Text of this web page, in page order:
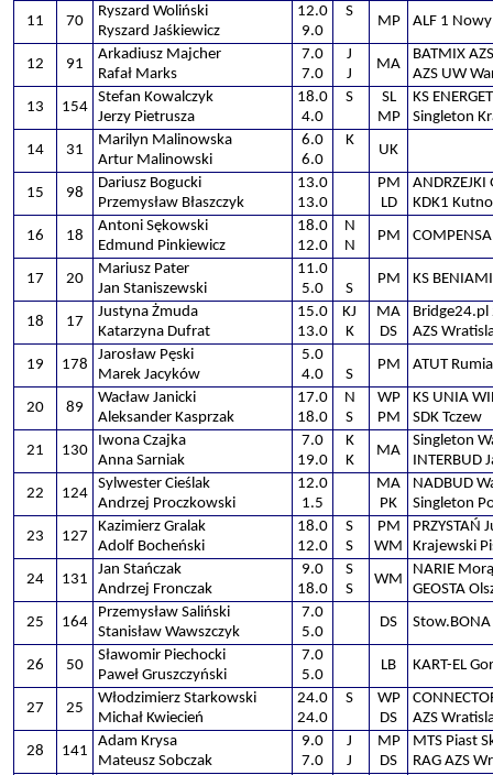
11
70
Ryszard Woliński
Ryszard Jaśkiewicz
12.0
9.0
S
MP ALF 1 Nowy
12 91
Arkadiusz Majcher
Rafał Marks
7.0
7.0
J
J
MA
BATMIX
AZS UW
13
154
Stefan Kowalczyk
Jerzy Pietrusza
18.0
4.0
S
SL
MP
KS
Singleton
14
31
Marilyn Malinowska
Artur Malinowski
6.0
6.0
K
UK
15 98
Dariusz Bogucki
Przemysław Błaszczyk
13.0
13.0
PM
LD
ANDRZEJKI
KDK1 Kutno
16
18
Antoni Sękowski
Edmund Pinkiewicz
18.0
12.0
N
N
PM
17 20
Mariusz Pater
Jan Staniszewski
11.0
5.0
S
PM KS
18 17
Justyna Żmuda
Katarzyna Dufrat
15.0
13.0
KJ
K
MA
DS
Bridge24.pl
AZS
19
178
Jarosław Pęski
Marek Jacyków
5.0
4.0
S
PM ATUT Rumia
20 89
Wacław Janicki
Aleksander Kasprzak
17.0
18.0
N
S
WP
PM
KS UNIA
SDK Tczew
21
130
Iwona Czajka
Anna Sarniak
7.0
19.0
K
K
MA
Singleton
INTERBUD
22
124
Sylwester Cieślak
Andrzej Proczkowski
12.0
1.5
MA
PK
NADBUD
Singleton
23
127
Kazimierz Gralak
Adolf Bocheński
18.0
12.0
S
S
PM
WM
PRZYSTAŃ
Krajewski
24
131
Jan Stańczak
Andrzej Fronczak
9.0
18.0
S
S
WM
NARIE
GEOSTA
25
164
Przemysław Saliński
Stanisław Wawszczyk
7.0
5.0
DS Stow.BONA
26 50
Sławomir Piechocki
Paweł Gruszczyński
7.0
5.0
LB KART-EL
27 25
Włodzimierz Starkowski
Michał Kwiecień
24.0
24.0
S
WP
DS
AZS
28
141
Adam Krysa
Mateusz Sobczak
9.0
7.0
J
J
MP
DS
MTS Piast
RAG AZS